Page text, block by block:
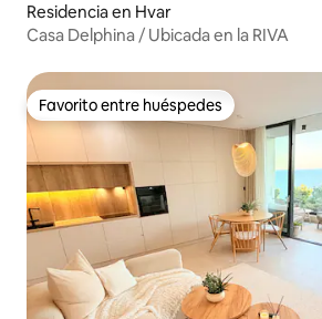
Residencia en Hvar
Casa Delphina / Ubicada en la RIVA
Favorito entre huéspedes
Favorito entre huéspedes